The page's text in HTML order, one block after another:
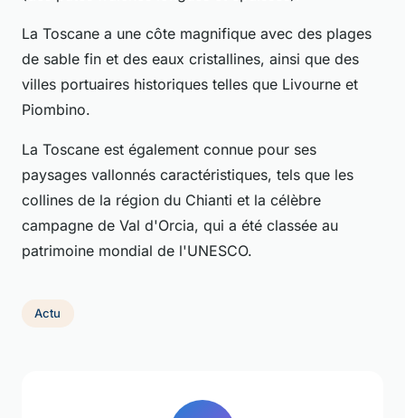
La Toscane a une côte magnifique avec des plages
de sable fin et des eaux cristallines, ainsi que des
villes portuaires historiques telles que Livourne et
Piombino.
La Toscane est également connue pour ses
paysages vallonnés caractéristiques, tels que les
collines de la région du Chianti et la célèbre
campagne de Val d'Orcia, qui a été classée au
patrimoine mondial de l'UNESCO.
Actu